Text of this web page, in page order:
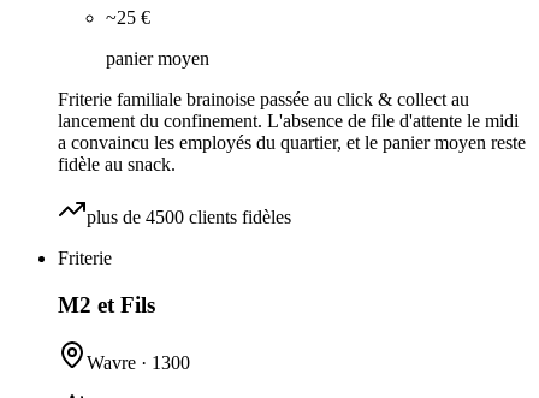
~25 €
panier moyen
Friterie familiale brainoise passée au click & collect au
lancement du confinement. L'absence de file d'attente le midi
a convaincu les employés du quartier, et le panier moyen reste
fidèle au snack.
plus de 4500 clients fidèles
Friterie
M2 et Fils
Wavre · 1300